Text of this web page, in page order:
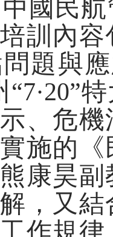
國民航
訓內
題與
、危
施的
康昊
，又